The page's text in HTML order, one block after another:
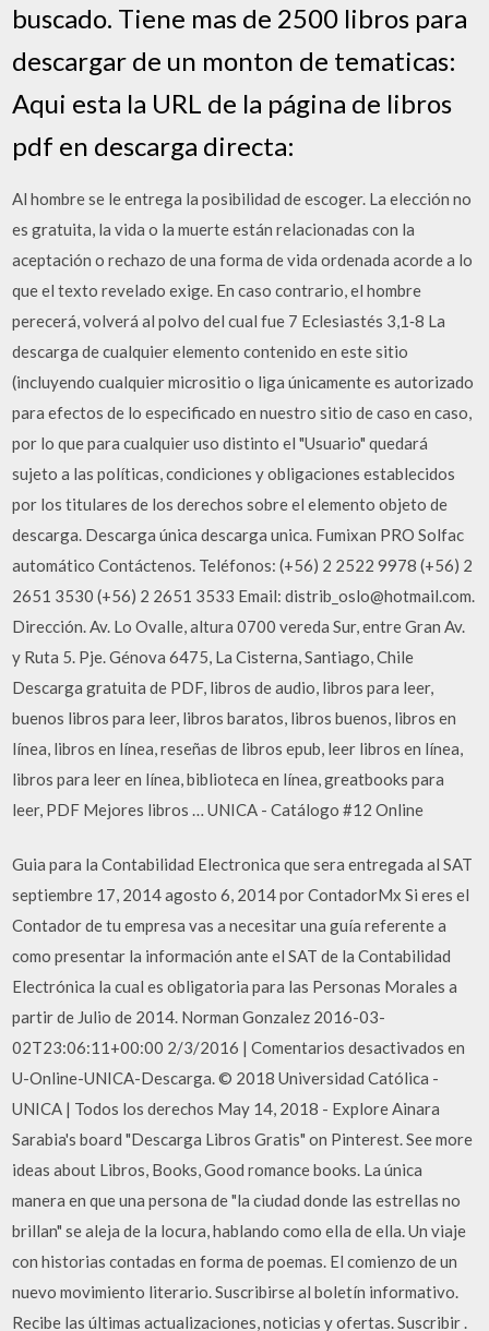
buscado. Tiene mas de 2500 libros para
descargar de un monton de tematicas:
Aqui esta la URL de la página de libros
pdf en descarga directa:
Al hombre se le entrega la posibilidad de escoger. La elección no
es gratuita, la vida o la muerte están relacionadas con la
aceptación o rechazo de una forma de vida ordenada acorde a lo
que el texto revelado exige. En caso contrario, el hombre
perecerá, volverá al polvo del cual fue 7 Eclesiastés 3,1‐8 La
descarga de cualquier elemento contenido en este sitio
(incluyendo cualquier micrositio o liga únicamente es autorizado
para efectos de lo especificado en nuestro sitio de caso en caso,
por lo que para cualquier uso distinto el "Usuario" quedará
sujeto a las políticas, condiciones y obligaciones establecidos
por los titulares de los derechos sobre el elemento objeto de
descarga. Descarga única descarga unica. Fumixan PRO Solfac
automático Contáctenos. Teléfonos: (+56) 2 2522 9978 (+56) 2
2651 3530 (+56) 2 2651 3533 Email: distrib_oslo@hotmail.com.
Dirección. Av. Lo Ovalle, altura 0700 vereda Sur, entre Gran Av.
y Ruta 5. Pje. Génova 6475, La Cisterna, Santiago, Chile
Descarga gratuita de PDF, libros de audio, libros para leer,
buenos libros para leer, libros baratos, libros buenos, libros en
línea, libros en línea, reseñas de libros epub, leer libros en línea,
libros para leer en línea, biblioteca en línea, greatbooks para
leer, PDF Mejores libros … UNICA - Catálogo #12 Online
Guia para la Contabilidad Electronica que sera entregada al SAT
septiembre 17, 2014 agosto 6, 2014 por ContadorMx Si eres el
Contador de tu empresa vas a necesitar una guía referente a
como presentar la información ante el SAT de la Contabilidad
Electrónica la cual es obligatoria para las Personas Morales a
partir de Julio de 2014. Norman Gonzalez 2016-03-
02T23:06:11+00:00 2/3/2016 | Comentarios desactivados en
U-Online-UNICA-Descarga. © 2018 Universidad Católica -
UNICA | Todos los derechos May 14, 2018 - Explore Ainara
Sarabia's board "Descarga Libros Gratis" on Pinterest. See more
ideas about Libros, Books, Good romance books. La única
manera en que una persona de "la ciudad donde las estrellas no
brillan" se aleja de la locura, hablando como ella de ella. Un viaje
con historias contadas en forma de poemas. El comienzo de un
nuevo movimiento literario. Suscribirse al boletín informativo.
Recibe las últimas actualizaciones, noticias y ofertas. Suscribir .